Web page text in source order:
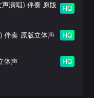
) 伴奏 原版
HQ
伴奏 原版立体声 HQ
体声 HQ